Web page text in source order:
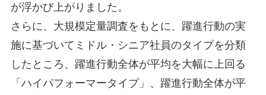
が浮かび上がりました。
さらに、大規模定量調査をもとに、躍進行動の実
施に基づいてミドル・シニア社員のタイプを分類
したところ、躍進行動全体が平均を大幅に上回る
「ハイパフォーマータイプ」、躍進行動全体が平